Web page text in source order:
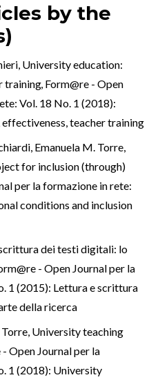
by the
University education:
training, Form@re - Open
Vol. 18 No. 1 (2018):
teacher training
Emanuela M. Torre,
for inclusion (through)
per la formazione in rete:
conditions and inclusion
dei testi digitali: lo
- Open Journal per la
1 (2015): Lettura e scrittura
della ricerca
University teaching
- Open Journal per la
1 (2018): University